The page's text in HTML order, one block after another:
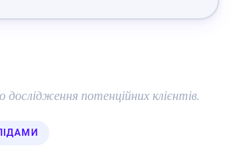
дослідження потенційних клієнтів.